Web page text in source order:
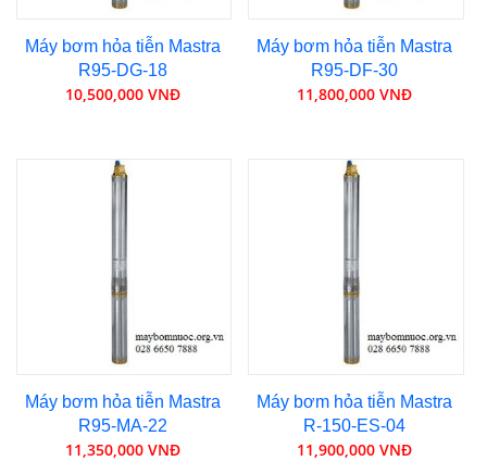
Máy bơm hỏa tiễn Mastra
R95-DG-18
10,500,000 VNĐ
Máy bơm hỏa tiễn Mastra
R95-DF-30
11,800,000 VNĐ
Máy bơm hỏa tiễn Mastra
R95-MA-22
11,350,000 VNĐ
Máy bơm hỏa tiễn Mastra
R-150-ES-04
11,900,000 VNĐ